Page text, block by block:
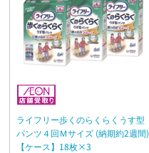
ライフリー歩くのらくらくうす型
パンツ４回Ｍサイズ (納期約2週間)
【ケース】18枚×3